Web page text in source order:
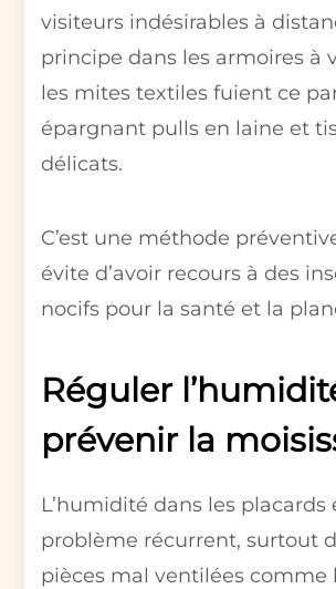
visiteurs indésirables à
principe dans les armoires à
les mites textiles fuient ce
épargnant pulls en laine et
délicats.
C’est une méthode
évite d’avoir recours à des
nocifs pour la santé et la
Réguler
prévenir la
L’humidité dans les placards
problème récurrent, surtout
pièces mal ventilées comme